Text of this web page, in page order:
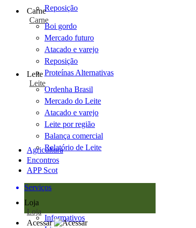
Reposição
Carne
Carne
Boi gordo
Mercado futuro
Atacado e varejo
Reposição
Proteínas Alternativas
Leite
Leite
Ordenha Brasil
Mercado do Leite
Atacado e varejo
Leite por região
Balança comercial
Relatório de Leite
Agricultura
Encontros
APP Scot
Serviços
Loja
Loja
Informativos
Acessar